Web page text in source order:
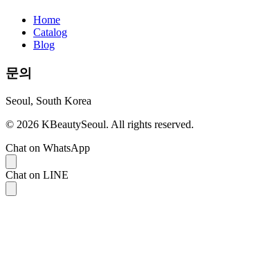
Home
Catalog
Blog
문의
Seoul, South Korea
© 2026 KBeautySeoul. All rights reserved.
Chat on WhatsApp
Chat on LINE